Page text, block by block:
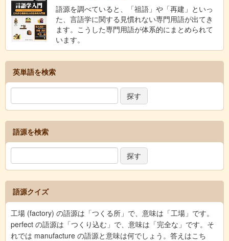
語源を調べていると、「祖語」や「再建」といっ
た、言語学に関する見慣れない専門用語が出てき
ます。こうした専門用語が体系的にまとめられて
います。
英単語を検索
語源を検索
語源クイズ
工場 (factory) の語源は「つくる所」で、意味は「工場」です。
perfect の語源は「つくり込む」で、意味は「完全な」です。そ
れでは manufacture の語源と意味は何でしょう。答えはこち